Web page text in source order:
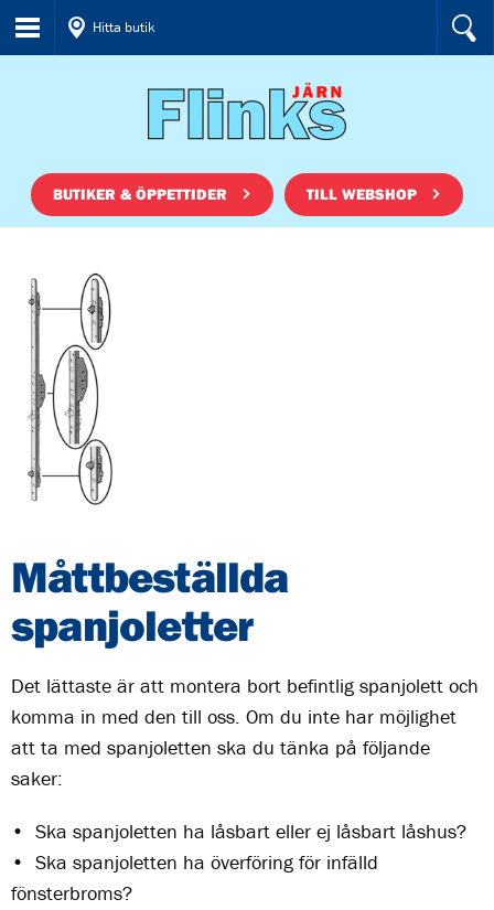
Hitta butik
BUTIKER & ÖPPETTIDER TILL WEBSHOP
Måttbeställda
spanjoletter
Det lättaste är att montera bort befintlig spanjolett och
komma in med den till oss. Om du inte har möjlighet
att ta med spanjoletten ska du tänka på följande
saker:
• Ska spanjoletten ha låsbart eller ej låsbart låshus?
• Ska spanjoletten ha överföring för infälld
fönsterbroms?